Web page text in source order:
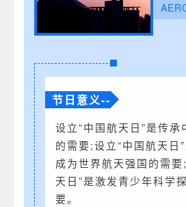
节日意义--
设立“中国航天日”是传承
的需要;设立“中国航天日
成为世界航天强国的需要
天日”是激发青少年科学
要。